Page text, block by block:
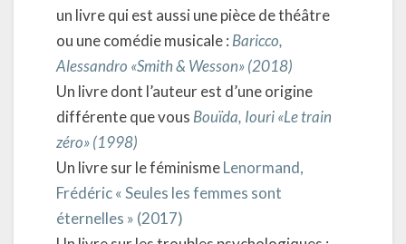
un livre qui est aussi une pièce de théâtre
ou une comédie musicale : Baricco,
Alessandro «Smith & Wesson» (2018)
Un livre dont l’auteur est d’une origine
différente que vous Bouïda, Iouri «Le train
zéro» (1998)
Un livre sur le féminismeLenormand,
Frédéric « Seules les femmes sont
éternelles » (2017)